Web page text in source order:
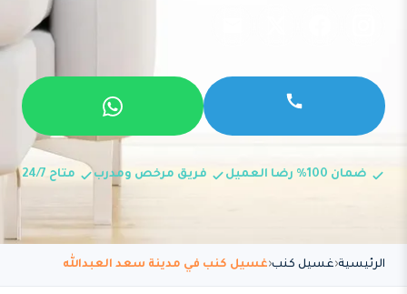
ضمان 100% رضا العميل فريق مرخص ومدرب متاح 24/7
الرئيسية غسيل كنب غسيل كنب في مدينة سعد العبدالله